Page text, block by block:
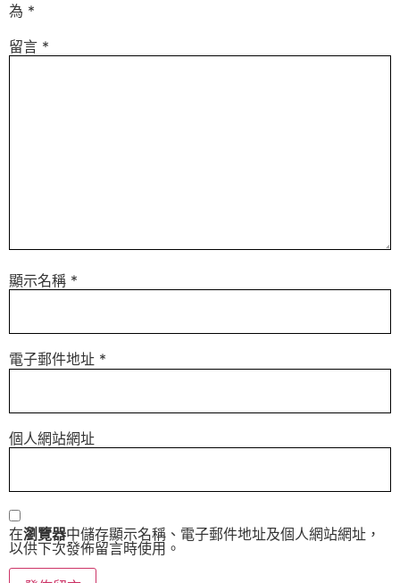
為 *
留言 *
顯示名稱 *
電子郵件地址 *
個人網站網址
在瀏覽器中儲存顯示名稱、電子郵件地址及個人網站網址，
以供下次發佈留言時使用。